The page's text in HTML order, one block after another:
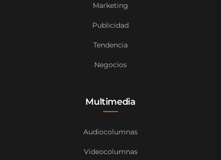
Marketing
Publicidad
Tendencia
Negocios
Multimedia
Audiocolumnas
Videocolumnas